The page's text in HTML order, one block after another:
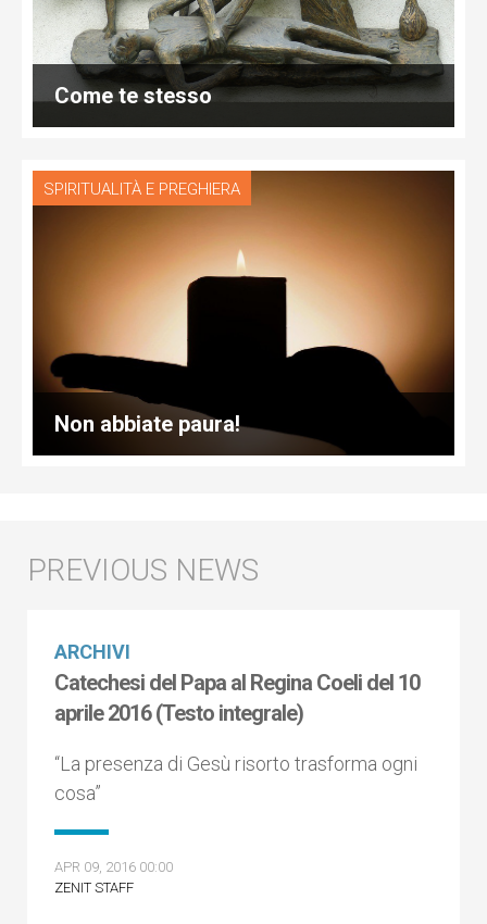
Come te stesso
SPIRITUALITÀ E PREGHIERA
Non abbiate paura!
ARCHIVI
Catechesi del Papa al Regina Coeli del 10
aprile 2016 (Testo integrale)
“La presenza di Gesù risorto trasforma ogni
cosa”
APR 09, 2016 00:00
ZENIT STAFF